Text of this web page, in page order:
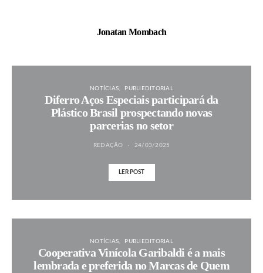
Jonatan Mombach
NOTÍCIAS PUBLIEDITORIAL
Diferro Aços Especiais participará da
Plástico Brasil prospectando novas
parcerias no setor
REDAÇÃO 24/03/2025
LER POST
NOTÍCIAS PUBLIEDITORIAL
Cooperativa Vinícola Garibaldi é a mais
lembrada e preferida no Marcas de Quem